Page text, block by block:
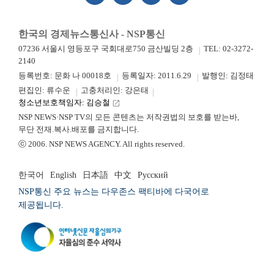
한국의 경제뉴스통신사 - NSP통신
07236 서울시 영등포구 국회대로750 금산빌딩 2층
TEL: 02-3272-
2140
등록번호: 문화 나 00018호
등록일자: 2011.6.29
발행인: 김정태
편집인: 류수운
고충처리인: 강은태
청소년보호책임자: 김승철 launch
NSP NEWS·NSP TV의 모든 콘텐츠는 저작권법의 보호를 받는바,
무단 전재.복사.배포를 금지합니다.
ⓒ 2006. NSP NEWS AGENCY. All rights reserved.
한국어 English 日本語 中文
Русский
NSP통신 주요 뉴스는 다우존스 팩티바에 다국어로
제공됩니다.